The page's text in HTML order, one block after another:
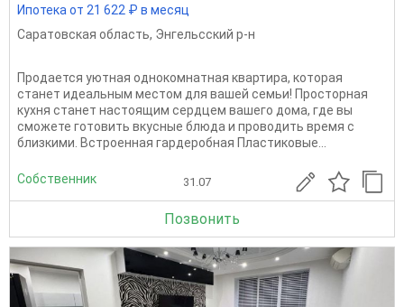
Ипотека от 21 622 ₽ в месяц
Саратовская область, Энгельсский р-н
Продается уютная однокомнатная квартира, которая
станет идеальным местом для вашей семьи! Просторная
кухня станет настоящим сердцем вашего дома, где вы
сможете готовить вкусные блюда и проводить время с
близкими. Встроенная гардеробная Пластиковые...
Собственник 31.07
Позвонить